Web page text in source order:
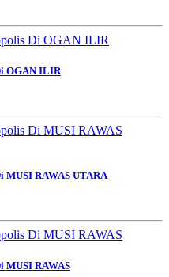
OGAN ILIR
MUSI RAWAS UTARA
MUSI RAWAS